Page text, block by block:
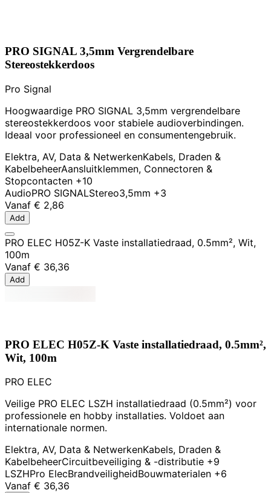
PRO SIGNAL 3,5mm Vergrendelbare
Stereostekkerdoos
Pro Signal
Hoogwaardige PRO SIGNAL 3,5mm vergrendelbare
stereostekkerdoos voor stabiele audioverbindingen.
Ideaal voor professioneel en consumentengebruik.
Elektra, AV, Data & NetwerkenKabels, Draden &
KabelbeheerAansluitklemmen, Connectoren &
Stopcontacten +10
AudioPRO SIGNALStereo3,5mm +3
Vanaf € 2,86
Add
PRO ELEC H05Z-K Vaste installatiedraad, 0.5mm², Wit,
100m
Vanaf € 36,36
Add
PRO ELEC H05Z-K Vaste installatiedraad, 0.5mm²,
Wit, 100m
PRO ELEC
Veilige PRO ELEC LSZH installatiedraad (0.5mm²) voor
professionele en hobby installaties. Voldoet aan
internationale normen.
Elektra, AV, Data & NetwerkenKabels, Draden &
KabelbeheerCircuitbeveiliging & -distributie +9
LSZHPro ElecBrandveiligheidBouwmaterialen +6
Vanaf € 36,36